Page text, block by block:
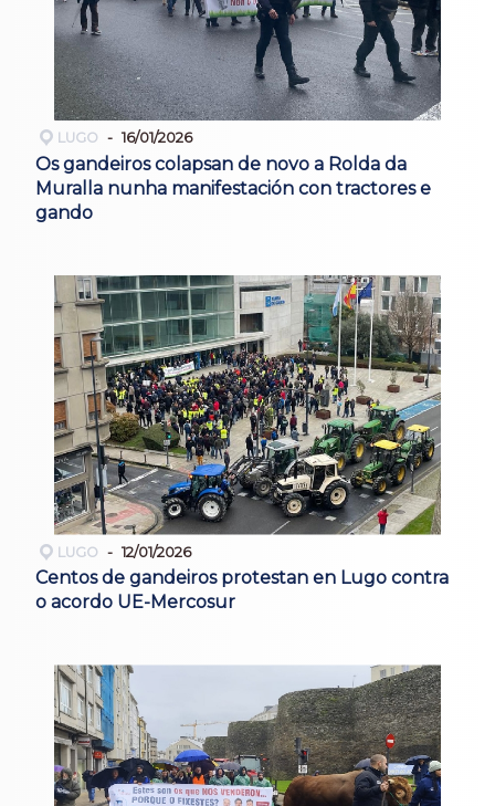
LUGO 16/01/2026
Os gandeiros colapsan de novo a Rolda da
Muralla nunha manifestación con tractores e
gando
LUGO 12/01/2026
Centos de gandeiros protestan en Lugo contra
o acordo UE-Mercosur